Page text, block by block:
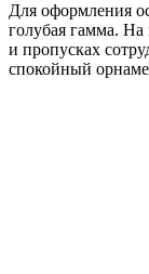
Для оформления
голубая гамма.
и пропусках
спокойный